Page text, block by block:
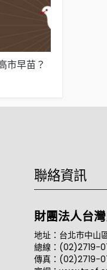
市早苗？
聯絡資訊
財團法人台
地址：台北市中山
總線：(02)2719-
傳真：(02)2719-